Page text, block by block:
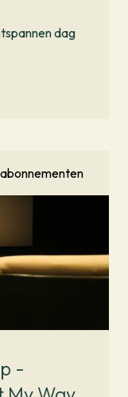
dag
abonnementen
-